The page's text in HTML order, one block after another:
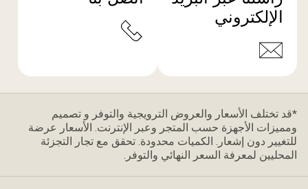
الإلكتروني
*قد تختلف الأسعار والعروض الترويجية والتوفر و تصميم
ومميزات الأجهزة حسب المتجر وعبر الإنترنت. الأسعار عرضة
للتغيير دون إشعار. الكميات محدودة. تحقق مع تجار التجزئة
المحليين لمعرفة السعر النهائي والتوفر.